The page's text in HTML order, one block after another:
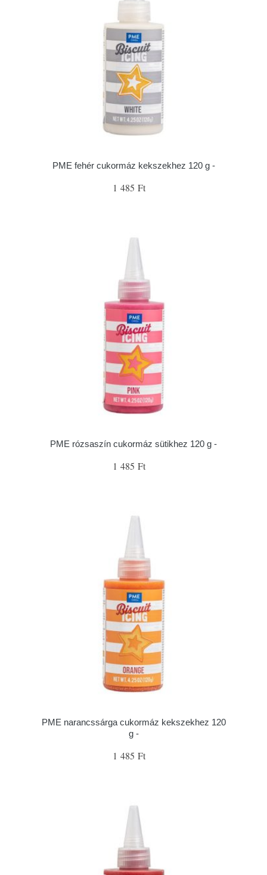
PME fehér cukormáz kekszekhez 120 g -
1 485 Ft
PME rózsaszín cukormáz sütikhez 120 g -
1 485 Ft
PME narancssárga cukormáz kekszekhez 120
g -
1 485 Ft